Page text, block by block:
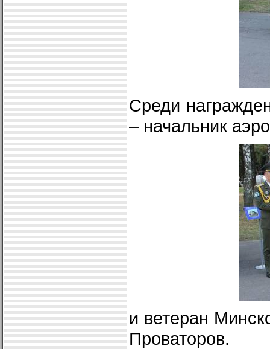
Среди
– начальник
и ветеран
Проваторов.